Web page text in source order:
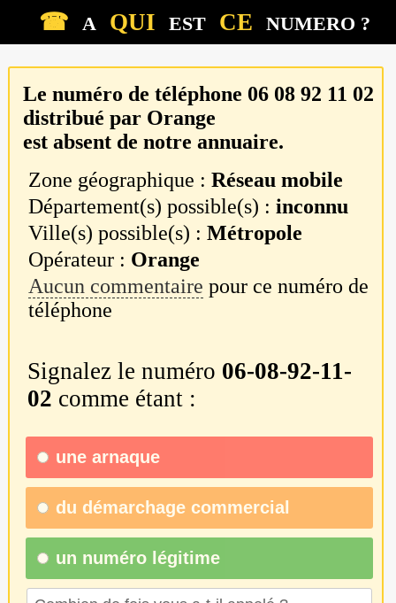
☎ A QUI EST CE NUMERO ?
Le numéro de téléphone 06 08 92 11 02
distribué par Orange
est absent de notre annuaire.
Zone géographique :Réseau mobile
Département(s) possible(s) :inconnu
Ville(s) possible(s) :Métropole
Opérateur : Orange
Aucun commentaire pour ce numéro de
téléphone
Signalez le numéro 06-08-92-11-
02 comme étant :
une arnaque
du démarchage commercial
un numéro légitime